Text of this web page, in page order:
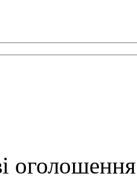
оголошення